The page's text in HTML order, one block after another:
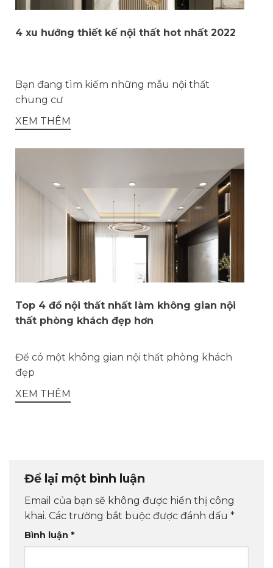
4 xu hướng thiết kế nội thất hot nhất 2022
Bạn đang tìm kiếm những mẫu nội thất
chung cư
XEM THÊM
Top 4 đồ nội thất nhất làm không gian nội
thất phòng khách đẹp hơn
Để có một không gian nội thất phòng khách
đẹp
XEM THÊM
Để lại một bình luận
Email của bạn sẽ không được hiển thị công
khai. Các trường bắt buộc được đánh dấu *
Bình luận *